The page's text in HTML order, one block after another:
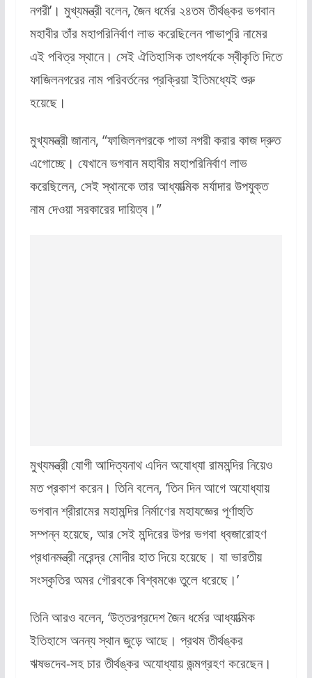
নগরী’। মুখ্যমন্ত্রী বলেন, জৈন ধর্মের ২৪তম তীর্থঙ্কর ভগবান
মহাবীর তাঁর মহাপরিনির্বাণ লাভ করেছিলেন পাভাপুরি নামের
এই পবিত্র স্থানে। সেই ঐতিহাসিক তাৎপর্যকে স্বীকৃতি দিতে
ফাজিলনগরের নাম পরিবর্তনের প্রক্রিয়া ইতিমধ্যেই শুরু
হয়েছে।
মুখ্যমন্ত্রী জানান, “ফাজিলনগরকে পাভা নগরী করার কাজ দ্রুত
এগোচ্ছে। যেখানে ভগবান মহাবীর মহাপরিনির্বাণ লাভ
করেছিলেন, সেই স্থানকে তার আধ্যাত্মিক মর্যাদার উপযুক্ত
নাম দেওয়া সরকারের দায়িত্ব।”
মুখ্যমন্ত্রী যোগী আদিত্যনাথ এদিন অযোধ্যা রামমন্দির নিয়েও
মত প্রকাশ করেন। তিনি বলেন, ‘তিন দিন আগে অযোধ্যায়
ভগবান শ্রীরামের মহামন্দির নির্মাণের মহাযজ্ঞের পূর্ণাহুতি
সম্পন্ন হয়েছে, আর সেই মন্দিরের উপর ভগবা ধ্বজারোহণ
প্রধানমন্ত্রী নরেন্দ্র মোদীর হাত দিয়ে হয়েছে। যা ভারতীয়
সংস্কৃতির অমর গৌরবকে বিশ্বমঞ্চে তুলে ধরেছে।’
তিনি আরও বলেন, ‘উত্তরপ্রদেশ জৈন ধর্মের আধ্যাত্মিক
ইতিহাসে অনন্য স্থান জুড়ে আছে। প্রথম তীর্থঙ্কর
ঋষভদেব-সহ চার তীর্থঙ্কর অযোধ্যায় জন্মগ্রহণ করেছেন।